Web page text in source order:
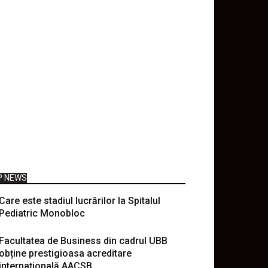
NEWS
este stadiul lucrărilor la Spitalul
Monobloc
de Business din cadrul UBB
prestigioasa acreditare